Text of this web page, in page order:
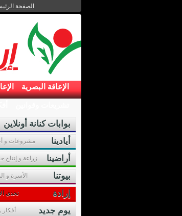
الصفحة
الإعاقة البصرية
بوابات كنانة أونلاين
أيادينا
مشروعات و
أراضينا زراعة و إنتاج
بيوتنا الأسرة و
إرادة تحدى
يوم جديد أفكار